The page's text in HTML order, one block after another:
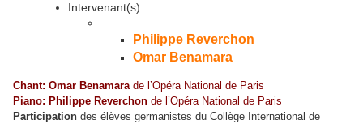
Intervenant(s) :
Philippe Reverchon
Omar Benamara
Chant: Omar Benamarade l’Opéra National de Paris
Piano: Philippe Reverchon de l’Opéra National de Paris
Participation des élèves germanistes du Collège International de